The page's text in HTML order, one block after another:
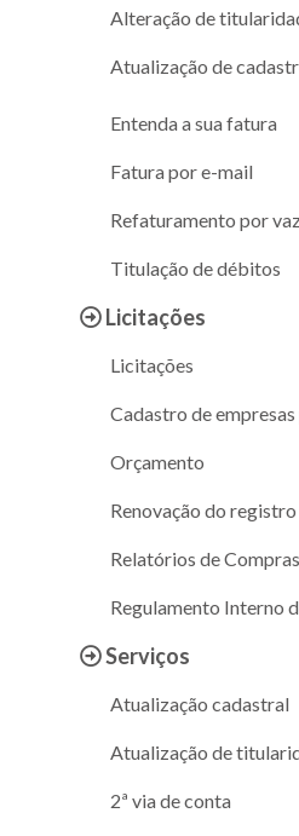
Alteração de
Atualização de
Entenda a sua fatura
Fatura por e-mail
Refaturamento por
Titulação de débitos
Licitações
Licitações
Cadastro de
Orçamento
Renovação do
Relatórios de
Regulamento Interno
Serviços
Atualização cadastral
Atualização de
2ª via de conta